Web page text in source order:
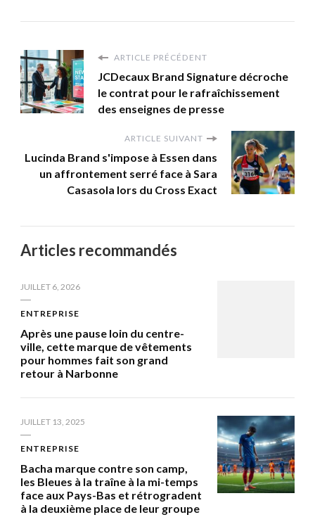
ARTICLE PRÉCÉDENT
JCDecaux Brand Signature décroche
le contrat pour le rafraîchissement
des enseignes de presse
ARTICLE SUIVANT
Lucinda Brand s'impose à Essen dans
un affrontement serré face à Sara
Casasola lors du Cross Exact
Articles recommandés
JUILLET 6, 2026
ENTREPRISE
Après une pause loin du centre-
ville, cette marque de vêtements
pour hommes fait son grand
retour à Narbonne
JUILLET 13, 2025
ENTREPRISE
Bacha marque contre son camp,
les Bleues à la traîne à la mi-temps
face aux Pays-Bas et rétrogradent
à la deuxième place de leur groupe